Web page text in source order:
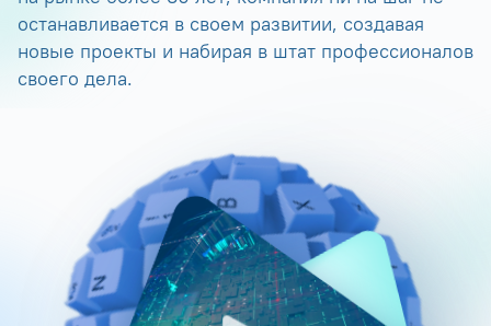
останавливается в своем развитии, создавая
новые проекты и набирая в штат профессионалов
своего дела.